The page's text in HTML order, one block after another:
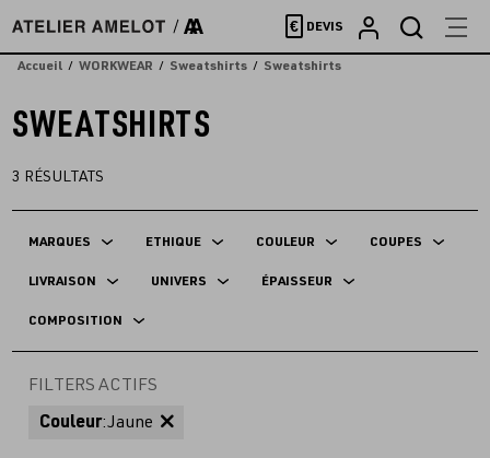
directement
au
€ DEVIS
Accueil WORKWEAR Sweatshirts Sweatshirts
SWEATSHIRTS
3 RÉSULTATS
MARQUES ETHIQUE COULEUR COUPES
LIVRAISON UNIVERS ÉPAISSEUR
COMPOSITION
FILTERS ACTIFS
Couleur:Jaune